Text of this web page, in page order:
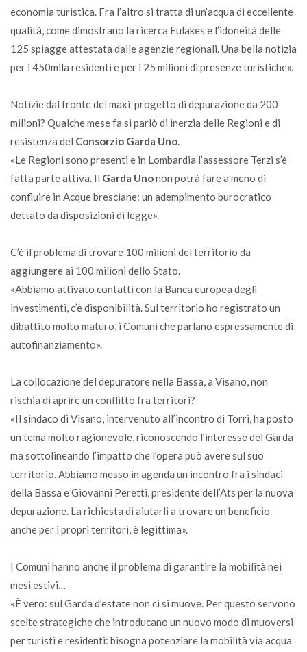
economia turistica. Fra l’altro si tratta di un’acqua di eccellente
qualità, come dimostrano la ricerca Eulakes e l’idoneità delle
125 spiagge attestata dalle agenzie regionali. Una bella notizia
per i 450mila residenti e per i 25 milioni di presenze turistiche».
Notizie dal fronte del maxi-progetto di depurazione da 200
milioni? Qualche mese fa si parlò di inerzia delle Regioni e di
resistenza del Consorzio Garda Uno.
«Le Regioni sono presenti e in Lombardia l’assessore Terzi s’è
fatta parte attiva. Il Garda Unonon potrà fare a meno di
confluire in Acque bresciane: un adempimento burocratico
dettato da disposizioni di legge».
C’è il problema di trovare 100 milioni del territorio da
aggiungere ai 100 milioni dello Stato.
«Abbiamo attivato contatti con la Banca europea degli
investimenti, c’è disponibilità. Sul territorio ho registrato un
dibattito molto maturo, i Comuni che parlano espressamente di
autofinanziamento».
La collocazione del depuratore nella Bassa, a Visano, non
rischia di aprire un conflitto fra territori?
«Il sindaco di Visano, intervenuto all’incontro di Torri, ha posto
un tema molto ragionevole, riconoscendo l’interesse del Garda
ma sottolineando l’impatto che l’opera può avere sul suo
territorio. Abbiamo messo in agenda un incontro fra i sindaci
della Bassa e Giovanni Peretti, presidente dell’Ats per la nuova
depurazione. La richiesta di aiutarli a trovare un beneficio
anche per i propri territori, è legittima».
I Comuni hanno anche il problema di garantire la mobilità nei
mesi estivi…
«È vero: sul Garda d’estate non ci si muove. Per questo servono
scelte strategiche che introducano un nuovo modo di muoversi
per turisti e residenti: bisogna potenziare la mobilità via acqua